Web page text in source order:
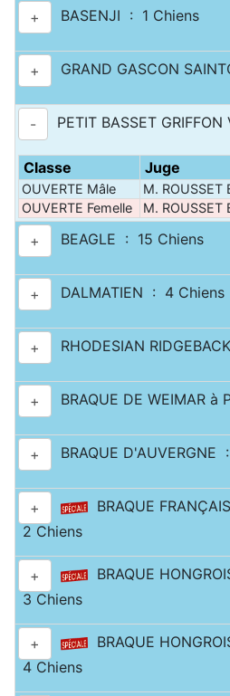
+ BASENJI : 1 Chiens
+ GRAND GASCON
- PETIT BASSET
Classe Juge
OUVERTE Mâle M. ROUSSET
OUVERTE Femelle
M. ROUSSET
+ BEAGLE : 15 Chiens
+ DALMATIEN : 4 Chiens
+ RHODESIAN
+ BRAQUE DE WEIMAR
+ BRAQUE D'AUVERGNE
+
BRAQUE
2 Chiens
+
BRAQUE
3 Chiens
+
BRAQUE
4 Chiens